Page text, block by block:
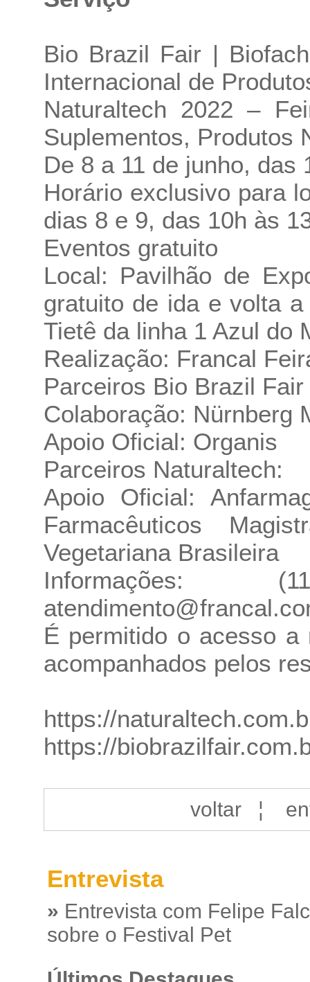
Bio Brazil Fair |
Internacional de
Naturaltech 2022 –
Suplementos, Produtos
De 8 a 11 de junho, das
Horário exclusivo para
dias 8 e 9, das 10h às
Eventos gratuito
Local: Pavilhão de
gratuito de ida e volta
Tietê da linha 1 Azul do
Realização: Francal
Parceiros Bio Brazil
Colaboração: Nürnberg
Apoio Oficial: Organis
Parceiros Naturaltech:
Apoio Oficial:
Farmacêuticos
Vegetariana Brasileira
Informações:
É permitido o acesso a
acompanhados pelos
https://
https://
voltar¦
Entrevista
» Entrevista com Felipe
sobre o Festival Pet